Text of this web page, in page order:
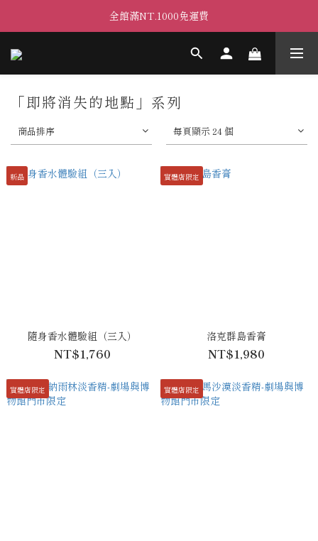
全館滿NT.1000免運費
「即將消失的地點」系列
商品排序 每頁顯示 24 個
新品
隨身香水體驗組（三入）
NT$1,760
實體店限定
洛克群島香膏
NT$1,980
實體店限定 實體店限定